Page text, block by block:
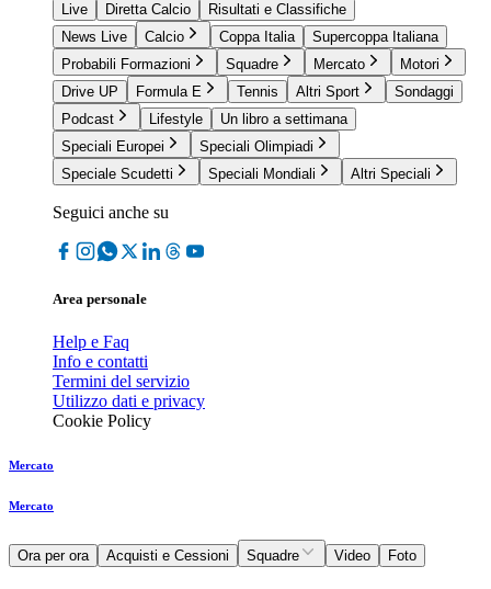
Live
Diretta Calcio
Risultati e Classifiche
News Live
Calcio Coppa Italia
Supercoppa Italiana
Probabili Formazioni
Squadre Mercato
Motori
Drive UP
Formula E Tennis Altri Sport
Sondaggi
Podcast
Lifestyle
Un libro a settimana
Speciali Europei
Speciali Olimpiadi
Speciale Scudetti
Speciali Mondiali Altri Speciali
Seguici anche su
Area personale
Help e Faq
Info e contatti
Termini del servizio
Utilizzo dati e privacy
Cookie Policy
Mercato
Mercato
Ora per ora Acquisti e Cessioni Squadre Video Foto